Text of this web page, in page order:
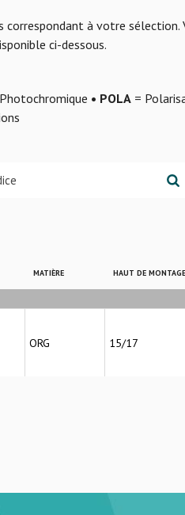
à votre sélection.
ci-dessous.
• POLA=
MATIÈRE HAUT DE MONTAGE
ORG 15/17